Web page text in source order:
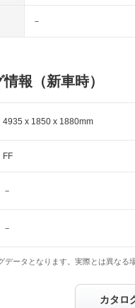
－
報（新車時）
4935 x 1850 x 1880mm
FF
－
－
ータとなります。実際とは異なる
カタロ